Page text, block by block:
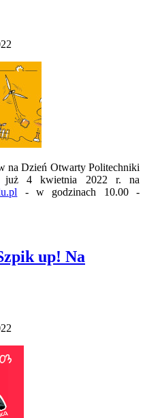
na Dzień Otwarty Politechniki
już 4 kwietnia 2022 r. na
- w godzinach 10.00 -
up! Na